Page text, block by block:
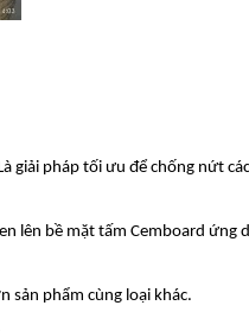
pháp tối ưu để chống nứt
bề mặt tấm Cemboard ứng
phẩm cùng loại khác.